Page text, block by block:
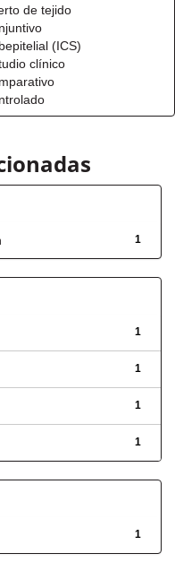
de tejido
(ICS)
clínico
1
1
1
1
1
1